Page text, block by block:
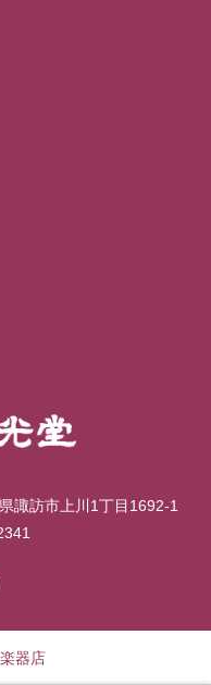
諏訪市上川1丁目1692-1
器店